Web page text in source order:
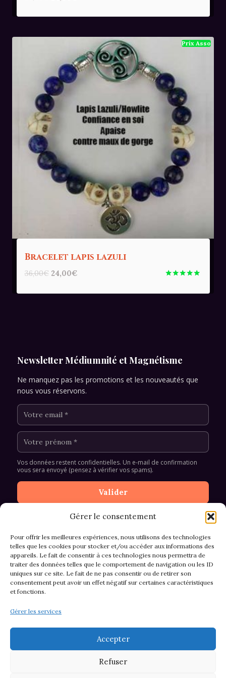
Gérer le consentement
Pour offrir les meilleures expériences, nous utilisons des technologies
telles que les cookies pour stocker et/ou accéder aux informations des
appareils. Le fait de consentir à ces technologies nous permettra de
traiter des données telles que le comportement de navigation ou les ID
uniques sur ce site. Le fait de ne pas consentir ou de retirer son
consentement peut avoir un effet négatif sur certaines caractéristiques
et fonctions.
Gérer les services
Accepter
Refuser
initial actuel
24,00€.
Bracelet lapis lazuli
36,00€ Le
initial
24,00€Le
actuel
Newsletter Médiumnité et Magnétisme
Ne manquez pas les promotions et les nouveautés que
nous vous réservons.
Vos données restent confidentielles. Un e-mail de confirmation
vous sera envoyé (pensez à vérifier vos spams).
CGV et Retours
Mentions légales & confidentialité